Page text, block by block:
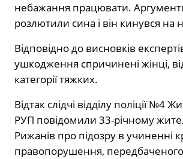
небажання працювати.
розлютили сина і він кинувся на
Відповідно до висновків
ушкодження спричинені жінці,
категорії тяжких.
Відтак слідчі відділу поліції №4
РУП повідомили 33-річному
Рижанів про підозру в учиненні
правопорушення, передбаченого